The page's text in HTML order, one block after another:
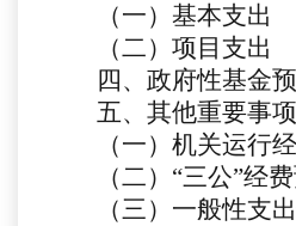
（一）基本支出
（二）项目支出
四、政府性基金
五、其他重要事
（一）机关运行
（二） “三公”经
（三）一般性支